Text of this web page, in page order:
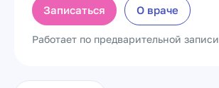
Записаться О враче
Работает по предварительной записи